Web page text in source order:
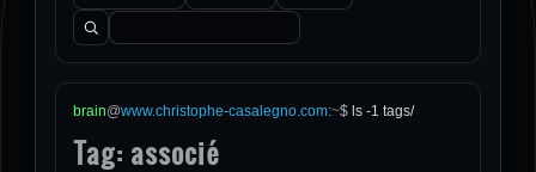
Rechercher :
brain@www.christophe-casalegno.com:~$ ls -1 tags/
Tag: associé